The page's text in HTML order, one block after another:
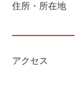
住所・所在地
アクセス